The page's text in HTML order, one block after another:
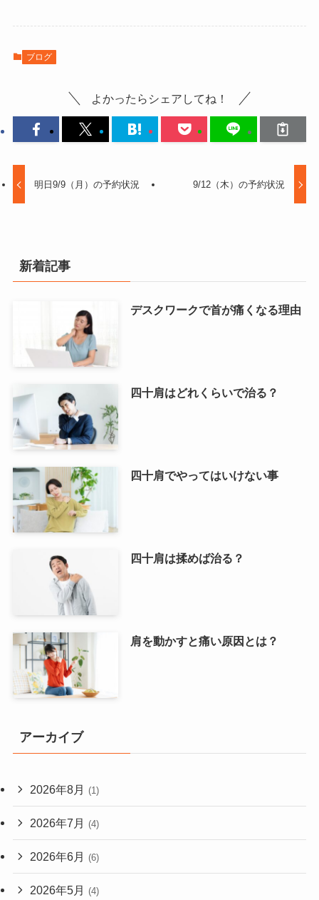
ブログ
よかったらシェアしてね！
明日9/9（月）の予約状況 9/12（木）の予約状況
新着記事
デスクワークで首が痛くなる理由
四十肩はどれくらいで治る？
四十肩でやってはいけない事
四十肩は揉めば治る？
肩を動かすと痛い原因とは？
アーカイブ
2026年8月 (1)
2026年7月 (4)
2026年6月 (6)
2026年5月 (4)